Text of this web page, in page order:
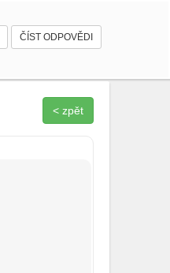
ČÍST ODPOVĚDI
< zpět